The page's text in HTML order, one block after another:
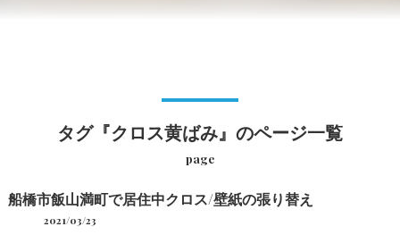
タグ『クロス黄ばみ』のページ一覧
page
船橋市飯山満町で居住中クロス/壁紙の張り替え
2021/03/23